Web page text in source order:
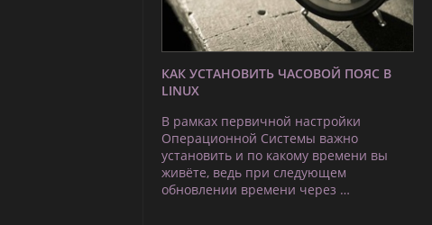
КАК УСТАНОВИТЬ ЧАСОВОЙ ПОЯС В
LINUX
В рамках первичной настройки
Операционной Системы важно
установить и по какому времени вы
живёте, ведь при следующем
обновлении времени через …